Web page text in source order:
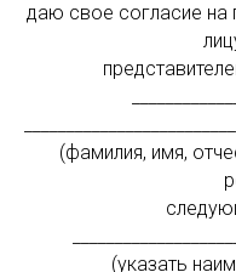
даю свое согласие на
(фамилия, имя,
(указать